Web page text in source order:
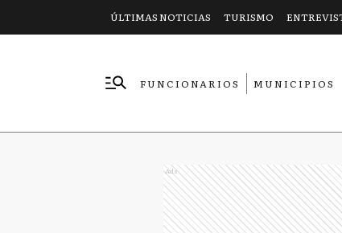
ÚLTIMAS NOTICIAS TURISMO
FUNCIONARIOS
MUNICIPIOS
Ads